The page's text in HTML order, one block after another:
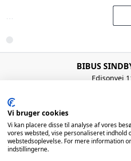
...
BIBUS
Edisonvej
Man – Tors: 8:00 – 16:00 /
Vi bruger cookies
Vi kan placere disse til analyse af vores
vores websted, vise personaliseret indhold
webstedsoplevelse. For mere information
indstillingerne.